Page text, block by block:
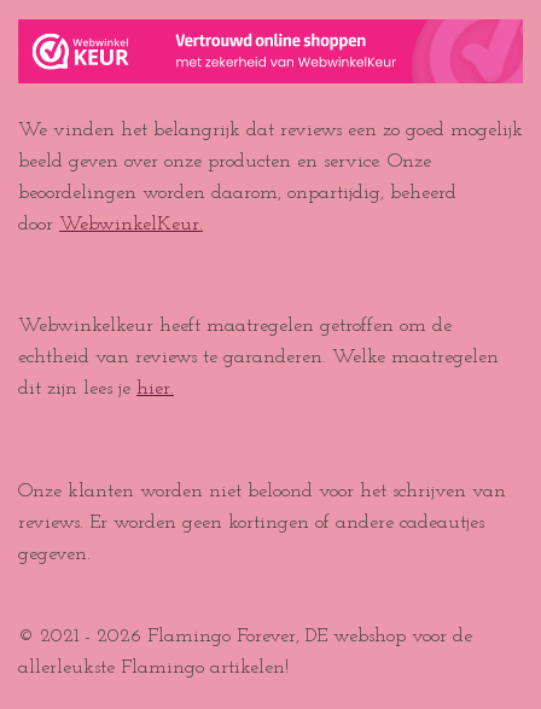
We vinden het belangrijk dat reviews een zo goed mogelijk
beeld geven over onze producten en service. Onze
beoordelingen worden daarom, onpartijdig, beheerd
door WebwinkelKeur.
Webwinkelkeur heeft maatregelen getroffen om de
echtheid van reviews te garanderen. Welke maatregelen
dit zijn lees je hier.
Onze klanten worden niet beloond voor het schrijven van
reviews. Er worden geen kortingen of andere cadeautjes
gegeven.
© 2021 - 2026 Flamingo Forever, DE webshop voor de
allerleukste Flamingo artikelen!